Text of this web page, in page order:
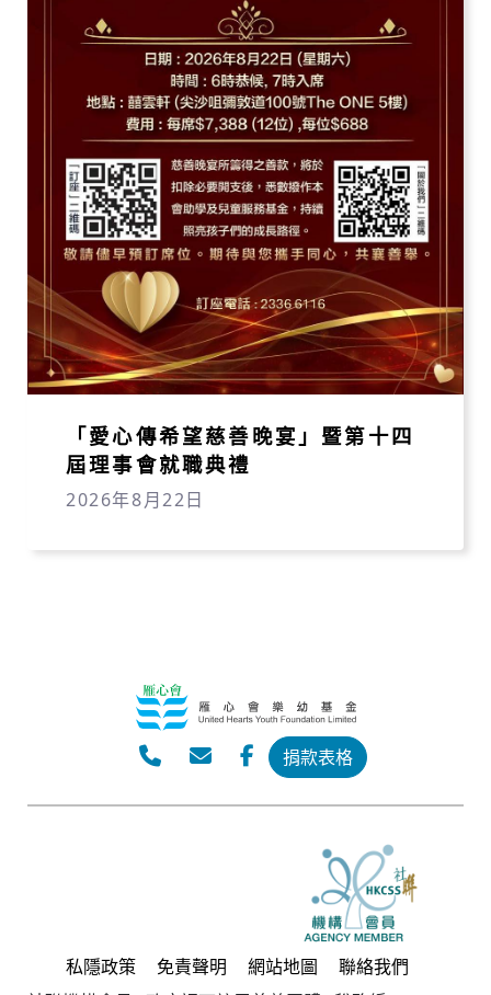
「愛心傳希望慈善晚宴」暨第十四
屆理事會就職典禮
2026年8月22日
捐款表格
私隱政策 免責聲明 網站地圖
聯絡我們